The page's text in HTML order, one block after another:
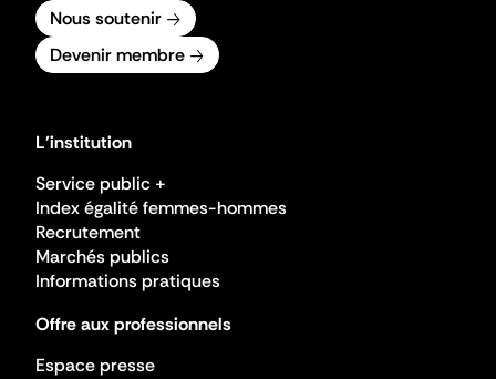
Nous soutenir
Devenir membre
L'institution
Service public +
Index égalité femmes-hommes
Recrutement
Marchés publics
Informations pratiques
Offre aux professionnels
Espace presse